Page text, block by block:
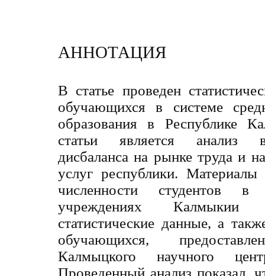
АННОТАЦИЯ
В статье проведен
обучающихся в системе
образования в Республике
статьи является анализ
дисбаланса на рынке труда и
услуг республики.
численности студентов в
учреждениях Калмыкии
статистические данные, а
обучающихся,
Калмыцкого научного
Проведенный анализ показал,